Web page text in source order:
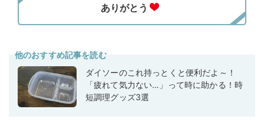
他のおすすめ記事を読む
ダイソーのこれ持っとくと便利だよ～！
「疲れて気力ない…」って時に助かる！時
短調理グッズ3選